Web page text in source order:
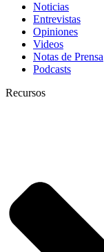
Noticias
Entrevistas
Opiniones
Videos
Notas de Prensa
Podcasts
Recursos